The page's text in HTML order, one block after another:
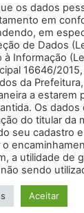
os dados
em
em
de Dados
à Informação
16646/
da
a estarem
Os
do titular da
seu cadastro
o
a utilidade de
sendo
Aceitar